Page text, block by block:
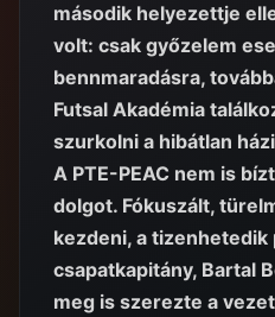
második helyezettje
volt: csak győzelem
bennmaradásra,
Futsal Akadémia
szurkolni a hibátlan
A PTE-PEAC nem is
dolgot. Fókuszált,
kezdeni, a tizenhetedik
csapatkapitány, Bartal
meg is szerezte a